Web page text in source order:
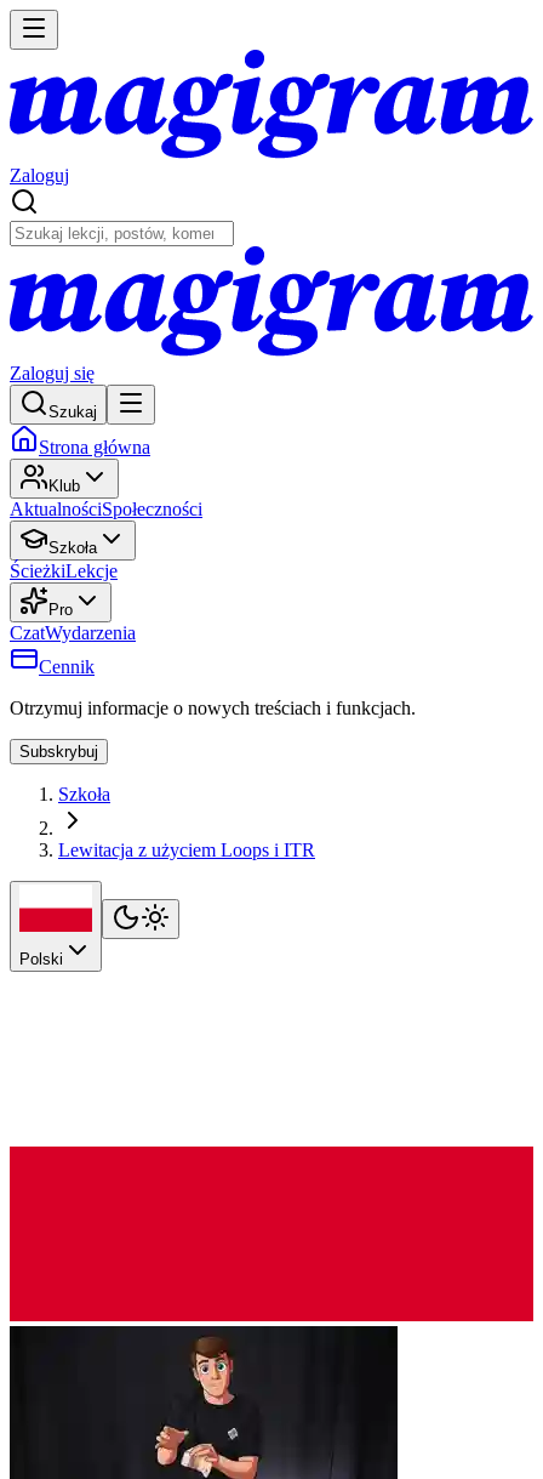
Zaloguj
Zaloguj się
Szukaj
Strona główna
Klub
AktualnościSpołeczności
Szkoła
ŚcieżkiLekcje
Pro
CzatWydarzenia
Cennik
Otrzymuj informacje o nowych treściach i funkcjach.
Subskrybuj
Szkoła
Lewitacja z użyciem Loops i ITR
Polski